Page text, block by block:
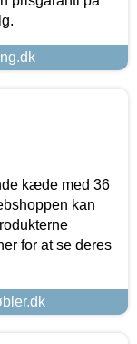
kæde med 36
kan
for at se deres